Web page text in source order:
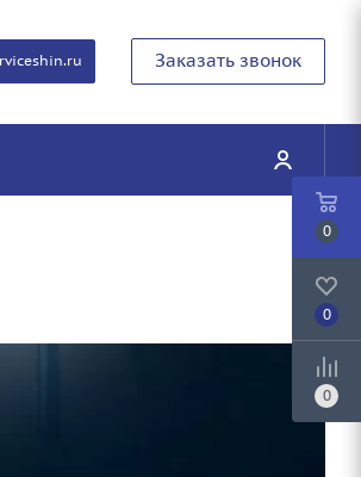
Заказать звонок
0
0
0